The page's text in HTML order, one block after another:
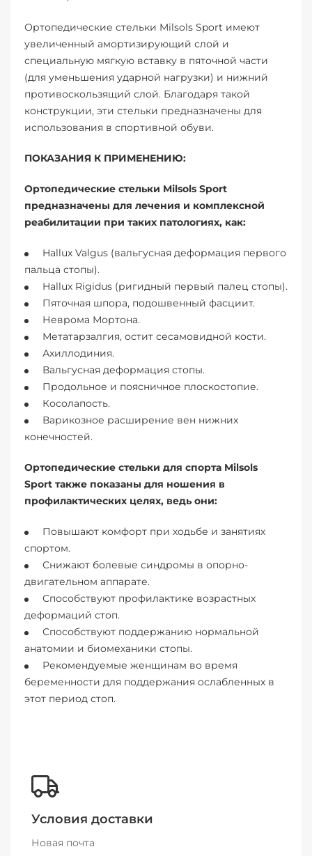
Ортопедические стельки Milsols Sport имеют
увеличенный амортизирующий слой и
специальную мягкую вставку в пяточной части
(для уменьшения ударной нагрузки) и нижний
противоскользящий слой. Благодаря такой
конструкции, эти стельки предназначены для
использования в спортивной обуви.
ПОКАЗАНИЯ К ПРИМЕНЕНИЮ:
Ортопедические стельки Milsols Sport
предназначены для лечения и комплексной
реабилитации при таких патологиях, как:
Hallux Valgus (вальгусная деформация первого
пальца стопы).
Hallux Rigidus (ригидный первый палец стопы).
Пяточная шпора, подошвенный фасциит.
Неврома Мортона.
Метатарзалгия, остит сесамовидной кости.
Ахиллодиния.
Вальгусная деформация стопы.
Продольное и поясничное плоскостопие.
Косолапость.
Варикозное расширение вен нижних
конечностей.
Ортопедические стельки для спорта Milsols
Sport также показаны для ношения в
профилактических целях, ведь они:
Повышают комфорт при ходьбе и занятиях
спортом.
Снижают болевые синдромы в опорно-
двигательном аппарате.
Способствуют профилактике возрастных
деформаций стоп.
Способствуют поддержанию нормальной
анатомии и биомеханики стопы.
Рекомендуемые женщинам во время
беременности для поддержания ослабленных в
этот период стоп.
Условия доставки
Новая почта